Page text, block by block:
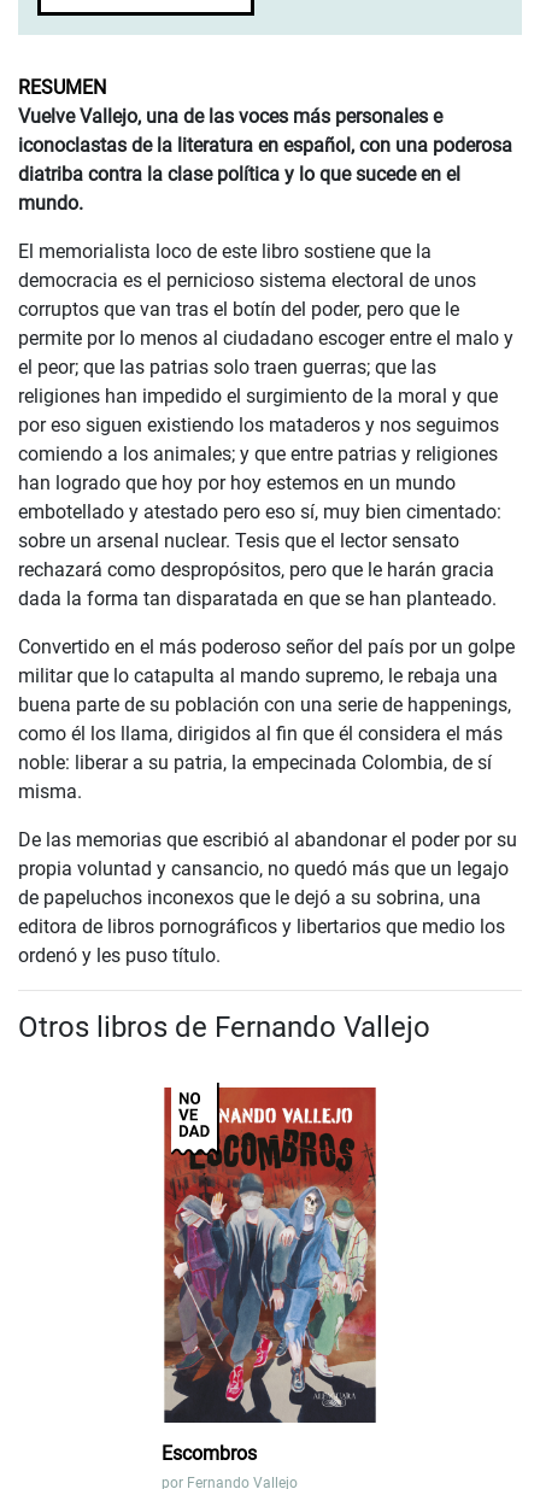
RESUMEN
Vuelve Vallejo, una de las voces más personales e
iconoclastas de la literatura en español, con una poderosa
diatriba contra la clase política y lo que sucede en el
mundo.
El memorialista loco de este libro sostiene que la
democracia es el pernicioso sistema electoral de unos
corruptos que van tras el botín del poder, pero que le
permite por lo menos al ciudadano escoger entre el malo y
el peor; que las patrias solo traen guerras; que las
religiones han impedido el surgimiento de la moral y que
por eso siguen existiendo los mataderos y nos seguimos
comiendo a los animales; y que entre patrias y religiones
han logrado que hoy por hoy estemos en un mundo
embotellado y atestado pero eso sí, muy bien cimentado:
sobre un arsenal nuclear. Tesis que el lector sensato
rechazará como despropósitos, pero que le harán gracia
dada la forma tan disparatada en que se han planteado.
Convertido en el más poderoso señor del país por un golpe
militar que lo catapulta al mando supremo, le rebaja una
buena parte de su población con una serie de happenings,
como él los llama, dirigidos al fin que él considera el más
noble: liberar a su patria, la empecinada Colombia, de sí
misma.
De las memorias que escribió al abandonar el poder por su
propia voluntad y cansancio, no quedó más que un legajo
de papeluchos inconexos que le dejó a su sobrina, una
editora de libros pornográficos y libertarios que medio los
ordenó y les puso título.
Otros libros de Fernando Vallejo
Escombros
por Fernando Vallejo